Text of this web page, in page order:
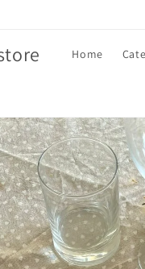
Home